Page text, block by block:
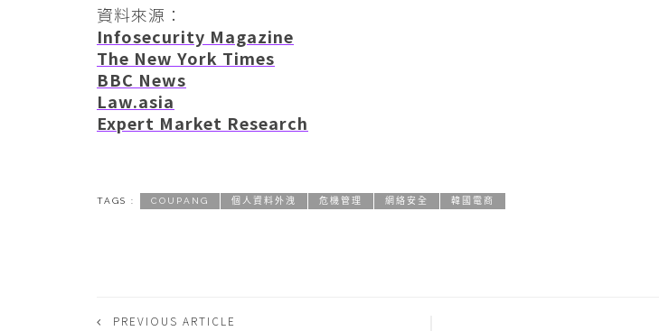
資料來源：
Infosecurity Magazine
The New York Times
BBC News
Law.asia
Expert Market Research
TAGS : COUPANG 個人資料外洩 危機管理 網絡安全 韓國電商
PREVIOUS ARTICLE